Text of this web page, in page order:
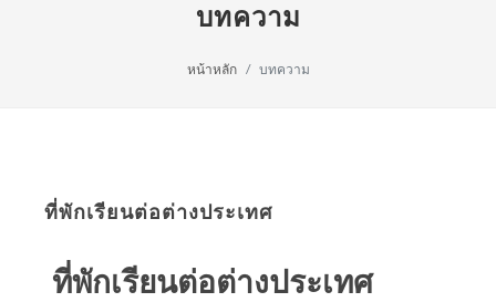
บทความ
หน้าหลัก บทความ
ที่พักเรียนต่อต่างประเทศ
ที่พักเรียนต่อต่างประเทศ